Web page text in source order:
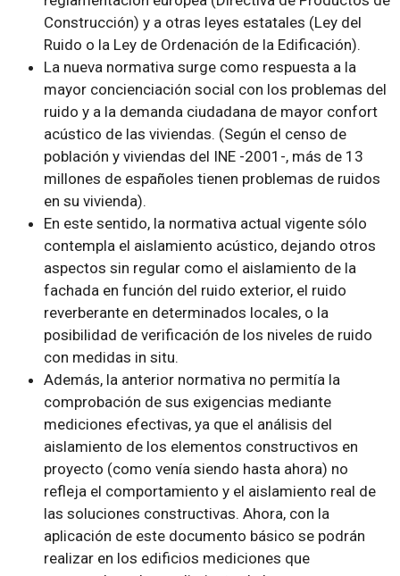
Construcción) y a otras leyes estatales (Ley del
Ruido o la Ley de Ordenación de la Edificación).
La nueva normativa surge como respuesta a la
mayor concienciación social con los problemas del
ruido y a la demanda ciudadana de mayor confort
acústico de las viviendas. (Según el censo de
población y viviendas del INE -2001-, más de 13
millones de españoles tienen problemas de ruidos
en su vivienda).
En este sentido, la normativa actual vigente sólo
contempla el aislamiento acústico, dejando otros
aspectos sin regular como el aislamiento de la
fachada en función del ruido exterior, el ruido
reverberante en determinados locales, o la
posibilidad de verificación de los niveles de ruido
con medidas in situ.
Además, la anterior normativa no permitía la
comprobación de sus exigencias mediante
mediciones efectivas, ya que el análisis del
aislamiento de los elementos constructivos en
proyecto (como venía siendo hasta ahora) no
refleja el comportamiento y el aislamiento real de
las soluciones constructivas. Ahora, con la
aplicación de este documento básico se podrán
realizar en los edificios mediciones que